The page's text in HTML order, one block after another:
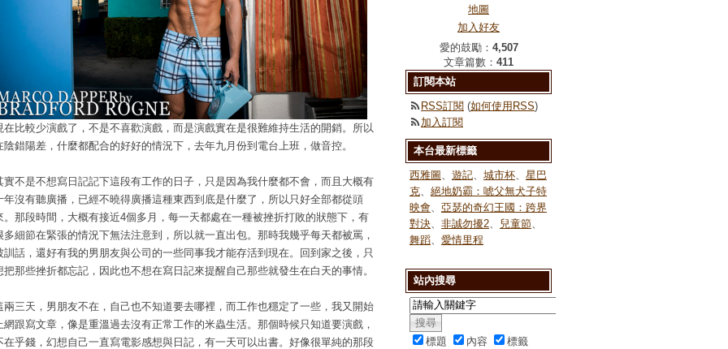
在比較少演戲了，不是不喜歡演戲，而是演戲實在是很難維持生活的開銷。所以
陰錯陽差，什麼都配合的好好的情況下，去年九月份到電台上班，做音控。
實不是不想寫日記記下這段有工作的日子，只是因為我什麼都不會，而且大概有
年沒有聽廣播，已經不曉得廣播這種東西到底是什麼了，所以只好全部都從頭
。那段時間，大概有接近4個多月，每一天都處在一種被挫折打敗的狀態下，有
多細節在緊張的情況下無法注意到，所以就一直出包。那時我幾乎每天都被罵，
訓話，還好有我的男朋友與公司的一些同事我才能存活到現在。回到家之後，只
把那些挫折都忘記，因此也不想在寫日記來提醒自己那些就發生在白天的事情。
兩三天，男朋友不在，自己也不知道要去哪裡，而工作也穩定了一些，我又開始
網跟寫文章，像是重溫過去沒有正常工作的米蟲生活。那個時候只知道要演戲，
在乎錢，幻想自己一直寫電影感想與日記，有一天可以出書。好像很單純的那段
地圖
加入好友
愛的鼓勵： 4,507
文章篇數： 411
訂閱本站
RSS訂閱 (如何使用RSS)
加入訂閱
本台最新標籤
西雅圖
遊記 城市杯
星巴
克
絕地奶霸：唬父無犬子特
映會
亞瑟的奇幻王國：跨界
對決
非誠勿擾2 兒童節
舞蹈
愛情里程
站內搜尋
標題 內容 標籤